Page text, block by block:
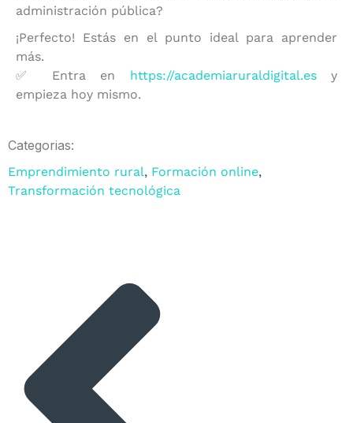
administración pública?
¡Perfecto! Estás en el punto ideal para aprender
más.
✅ Entra en https://academiaruraldigital.esy
empieza hoy mismo.
Categorias:
Emprendimiento rural, Formación online,
Transformación tecnológica